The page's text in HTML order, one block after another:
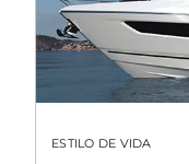
ESTILO DE VIDA